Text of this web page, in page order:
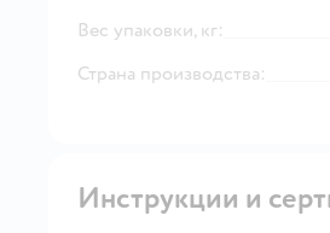
Вес упаковки, кг:
Страна производства:
Инструкции и